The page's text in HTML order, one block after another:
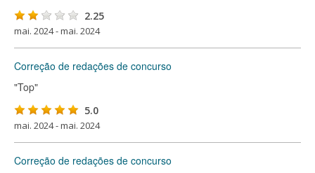
2.25
mai. 2024 - mai. 2024
Correção de redações de concurso
"Top"
5.0
mai. 2024 - mai. 2024
Correção de redações de concurso